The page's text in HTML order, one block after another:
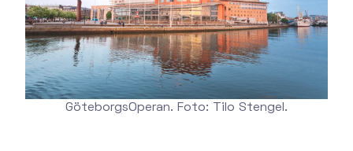
GöteborgsOperan. Foto: Tilo Stengel.